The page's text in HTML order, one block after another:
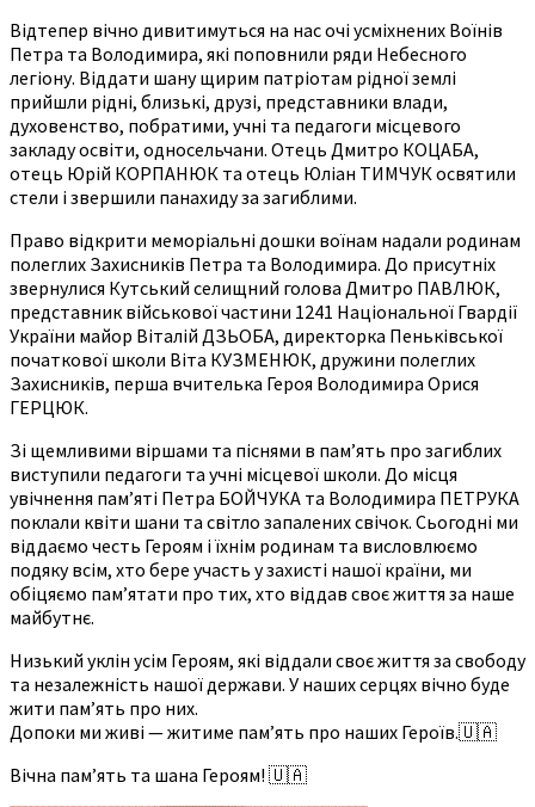
Відтепер вічно дивитимуться на нас очі усміхнених Воїнів
Петра та Володимира, які поповнили ряди Небесного
легіону. Віддати шану щирим патріотам рідної землі
прийшли рідні, близькі, друзі, представники влади,
духовенство, побратими, учні та педагоги місцевого
закладу освіти, односельчани. Отець Дмитро КОЦАБА,
отець Юрій КОРПАНЮК та отець Юліан ТИМЧУК освятили
стели і звершили панахиду за загиблими.
Право відкрити меморіальні дошки воїнам надали родинам
полеглих Захисників Петра та Володимира. До присутніх
звернулися Кутський селищний голова Дмитро ПАВЛЮК,
представник військової частини 1241 Національної Гвардії
України майор Віталій ДЗЬОБА, директорка Пеньківської
початкової школи Віта КУЗМЕНЮК, дружини полеглих
Захисників, перша вчителька Героя Володимира Орися
ГЕРЦЮК.
Зі щемливими віршами та піснями в пам’ять про загиблих
виступили педагоги та учні місцевої школи. До місця
увічнення пам’яті Петра БОЙЧУКА та Володимира ПЕТРУКА
поклали квіти шани та світло запалених свічок. Сьогодні ми
віддаємо честь Героям і їхнім родинам та висловлюємо
подяку всім, хто бере участь у захисті нашої країни, ми
обіцяємо пам’ятати про тих, хто віддав своє життя за наше
майбутнє.
Низький уклін усім Героям, які віддали своє життя за свободу
та незалежність нашої держави. У наших серцях вічно буде
жити пам’ять про них.
Допоки ми живі — житиме пам’ять про наших Героїв.🇺🇦
Вічна пам’ять та шана Героям! 🇺🇦